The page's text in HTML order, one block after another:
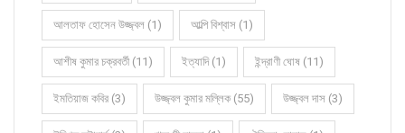
আলতাফ হোসেন উজ্জ্বল (1) আল্পি বিশ্বাস (1)
আশীষ কুমার চক্রবর্তী (11) ইত্যাদি (1) ইন্দ্রাণী ঘোষ (11)
ইমতিয়াজ কবির (3) উজ্জ্বল কুমার মল্লিক (55) উজ্জ্বল দাস (3)